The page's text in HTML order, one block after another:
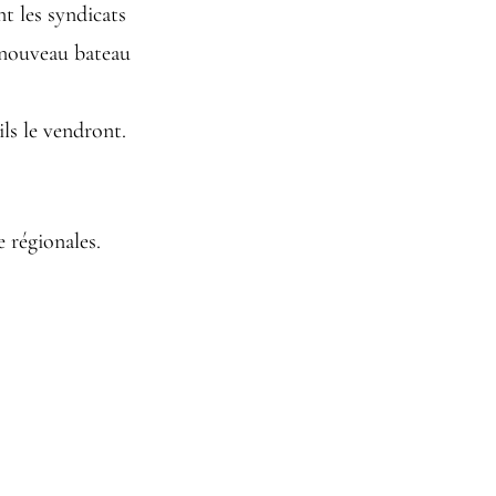
les syndicats
bateau
le vendront.